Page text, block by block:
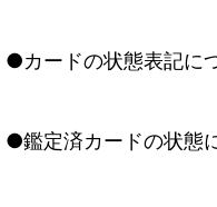
●カードの状態表記に
●鑑定済カードの状態